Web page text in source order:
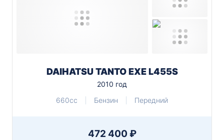
DAIHATSU TANTO EXE L455S
2010 год
660cc
Бензин Передний
472 400 ₽